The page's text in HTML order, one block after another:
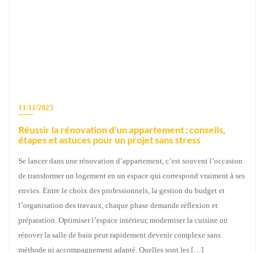
11/11/2025
Réussir la rénovation d’un appartement : conseils,
étapes et astuces pour un projet sans stress
Se lancer dans une rénovation d’appartement, c’est souvent l’occasion
de transformer un logement en un espace qui correspond vraiment à ses
envies. Entre le choix des professionnels, la gestion du budget et
l’organisation des travaux, chaque phase demande réflexion et
préparation. Optimiser l’espace intérieur, moderniser la cuisine ou
rénover la salle de bain peut rapidement devenir complexe sans
méthode ni accompagnement adapté. Quelles sont les […]